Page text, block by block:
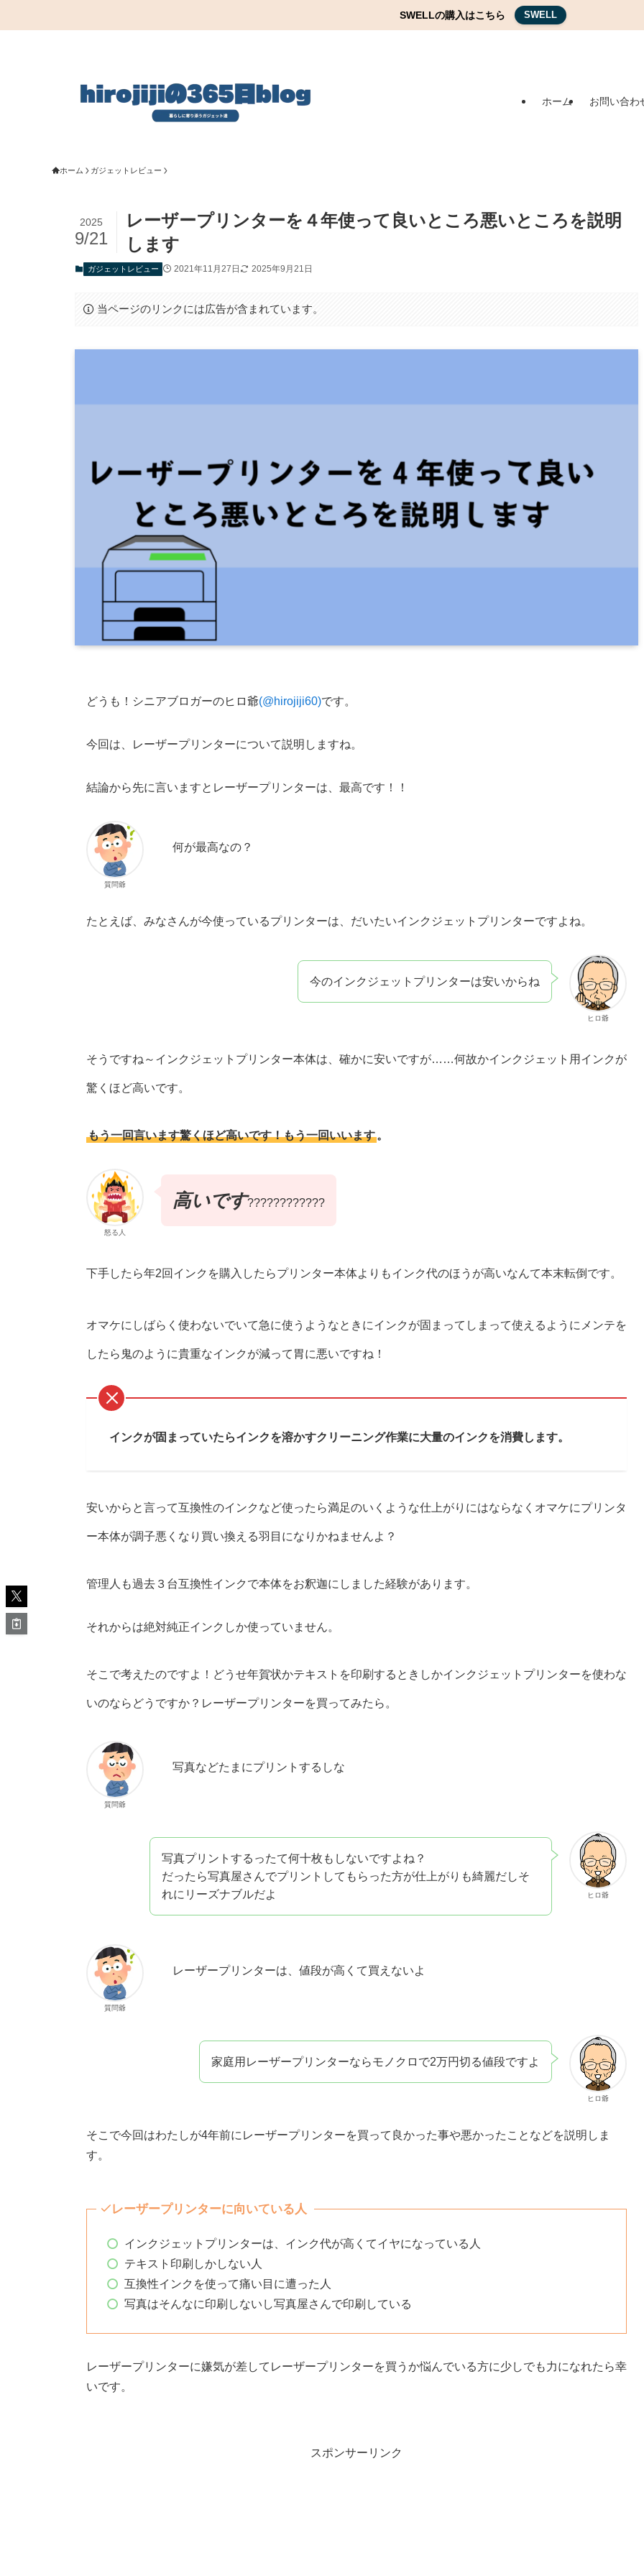
SWELLの購入はこちら SWELL
ホーム お問い合わ
ホーム ガジェットレビュー
レーザープリンターを４年使って良いところ悪いところを説明
します
2025
9/21
ガジェットレビュー 2021年11月27日 2025年9月21日
当ページのリンクには広告が含まれています。
どうも！シニアブロガーのヒロ爺(@hirojiji60)です。
今回は、レーザープリンターについて説明しますね。
結論から先に言いますとレーザープリンターは、最高です！！
質問爺
何が最高なの？
たとえば、みなさんが今使っているプリンターは、だいたいインクジェットプリンターですよね。
ヒロ爺
今のインクジェットプリンターは安いからね
そうですね～インクジェットプリンター本体は、確かに安いですが……何故かインクジェット用インクが
驚くほど高いです。
もう一回言います驚くほど高いです！もう一回いいます。
怒る人
高いです????????????
下手したら年2回インクを購入したらプリンター本体よりもインク代のほうが高いなんて本末転倒です。
オマケにしばらく使わないでいて急に使うようなときにインクが固まってしまって使えるようにメンテを
したら鬼のように貴重なインクが減って胃に悪いですね！
インクが固まっていたらインクを溶かすクリーニング作業に大量のインクを消費します。
安いからと言って互換性のインクなど使ったら満足のいくような仕上がりにはならなくオマケにプリンタ
ー本体が調子悪くなり買い換える羽目になりかねませんよ？
管理人も過去３台互換性インクで本体をお釈迦にしました経験があります。
それからは絶対純正インクしか使っていません。
そこで考えたのですよ！どうせ年賀状かテキストを印刷するときしかインクジェットプリンターを使わな
いのならどうですか？レーザープリンターを買ってみたら。
質問爺
写真などたまにプリントするしな
ヒロ爺
写真プリントするったて何十枚もしないですよね？
だったら写真屋さんでプリントしてもらった方が仕上がりも綺麗だしそ
れにリーズナブルだよ
質問爺
レーザープリンターは、値段が高くて買えないよ
ヒロ爺
家庭用レーザープリンターならモノクロで2万円切る値段ですよ
そこで今回はわたしが4年前にレーザープリンターを買って良かった事や悪かったことなどを説明しま
す。
レーザープリンターに向いている人
インクジェットプリンターは、インク代が高くてイヤになっている人
テキスト印刷しかしない人
互換性インクを使って痛い目に遭った人
写真はそんなに印刷しないし写真屋さんで印刷している
レーザープリンターに嫌気が差してレーザープリンターを買うか悩んでいる方に少しでも力になれたら幸
いです。
スポンサーリンク